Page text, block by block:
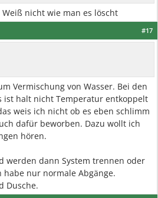
nicht wie man es löscht
#17
Vermischung von Wasser. Bei den
ist halt nicht Temperatur entkoppelt
weis ich nicht ob es eben schlimm
dafür beworben. Dazu wollt ich
hören.
werden dann System trennen oder
nur normale Abgänge.
Dusche.